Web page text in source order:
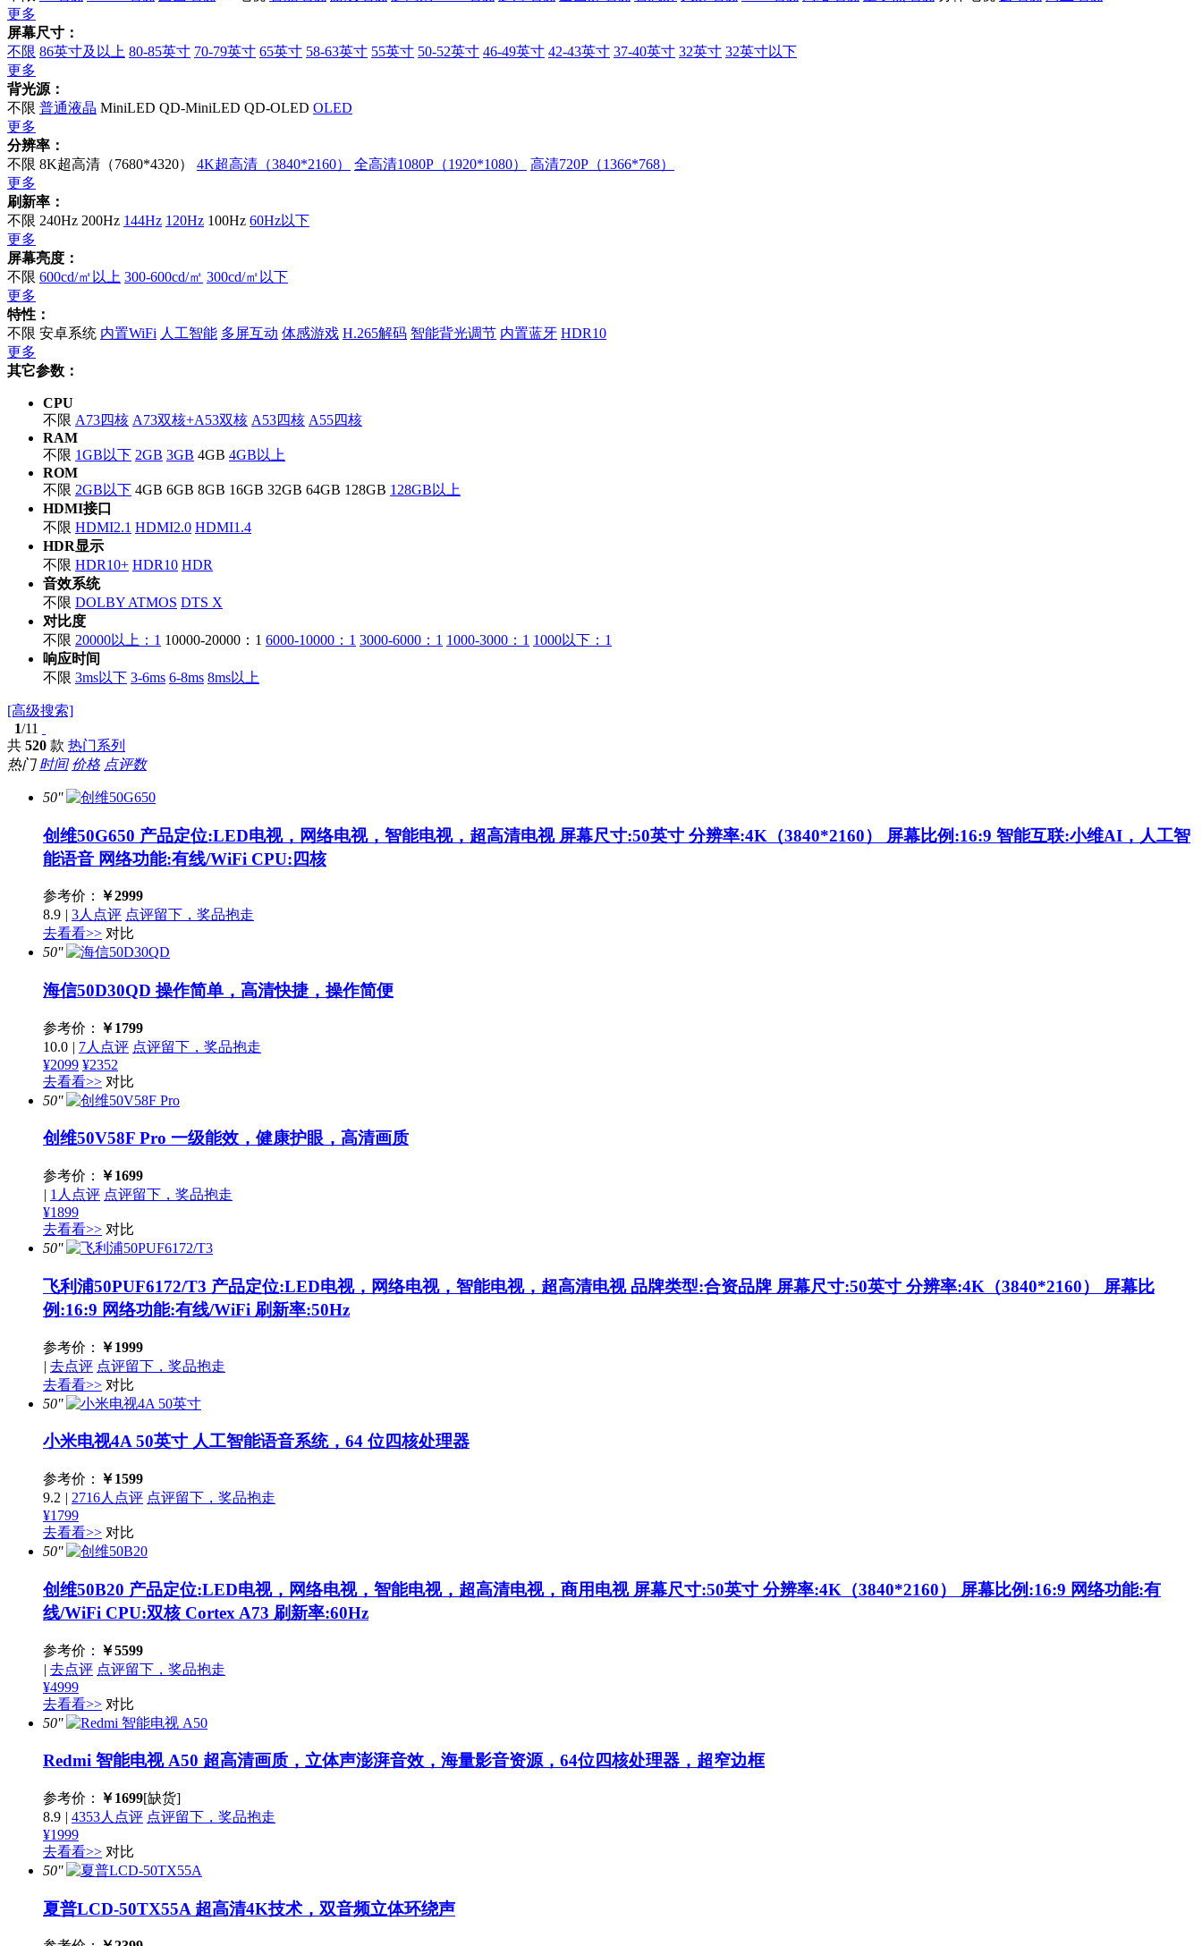
更多
屏幕尺寸：
不限 86英寸及以上 80-85英寸 70-79英寸 65英寸 58-63英寸 55英寸 50-52英寸 46-49英寸 42-43英寸 37-40英寸 32英寸 32英寸以下
更多
背光源：
不限 普通液晶 MiniLED QD-MiniLED QD-OLED OLED
更多
分辨率：
不限 8K超高清（7680*4320） 4K超高清（3840*2160） 全高清1080P（1920*1080）
高清720P（1366*768）
更多
刷新率：
不限 240Hz 200Hz 144Hz 120Hz 100Hz 60Hz以下
更多
屏幕亮度：
不限 600cd/㎡以上 300-600cd/㎡ 300cd/㎡以下
更多
特性：
不限 安卓系统 内置WiFi 人工智能 多屏互动 体感游戏 H.265解码 智能背光调节 内置蓝牙 HDR10
更多
其它参数：
CPU
不限 A73四核 A73双核+A53双核 A53四核 A55四核
RAM
不限 1GB以下 2GB 3GB 4GB 4GB以上
ROM
不限 2GB以下 4GB 6GB 8GB 16GB 32GB 64GB 128GB 128GB以上
HDMI接口
不限 HDMI2.1 HDMI2.0 HDMI1.4
HDR显示
不限 HDR10+ HDR10 HDR
音效系统
不限 DOLBY ATMOS DTS X
对比度
不限 20000以上：1 10000-20000：1 6000-10000：1 3000-6000：1 1000-3000：1 1000以下：1
响应时间
不限 3ms以下 3-6ms 6-8ms 8ms以上
[高级搜索]
1/11
共 520 款 热门系列
热门 时间 价格 点评数
50''
创维50G650 产品定位:LED电视，网络电视，智能电视，超高清电视 屏幕尺寸:50英寸 分辨率:4K（3840*2160） 屏幕比例:16:9 智能互联:小维AI，人工智
能语音 网络功能:有线/WiFi CPU:四核
参考价： ￥2999
8.9 | 3人点评 点评留下，奖品抱走
去看看>> 对比
50''
海信50D30QD 操作简单，高清快捷，操作简便
参考价： ￥1799
10.0 | 7人点评 点评留下，奖品抱走
¥2099 ¥2352
去看看>> 对比
50''
创维50V58F Pro 一级能效，健康护眼，高清画质
参考价： ￥1699
| 1人点评 点评留下，奖品抱走
¥1899
去看看>> 对比
50''
飞利浦50PUF6172/T3 产品定位:LED电视，网络电视，智能电视，超高清电视 品牌类型:合资品牌 屏幕尺寸:50英寸 分辨率:4K（3840*2160） 屏幕比
例:16:9 网络功能:有线/WiFi 刷新率:50Hz
参考价： ￥1999
| 去点评 点评留下，奖品抱走
去看看>> 对比
50''
小米电视4A 50英寸 人工智能语音系统，64 位四核处理器
参考价： ￥1599
9.2 | 2716人点评 点评留下，奖品抱走
¥1799
去看看>> 对比
50''
创维50B20 产品定位:LED电视，网络电视，智能电视，超高清电视，商用电视 屏幕尺寸:50英寸 分辨率:4K（3840*2160） 屏幕比例:16:9 网络功能:有
线/WiFi CPU:双核 Cortex A73 刷新率:60Hz
参考价： ￥5599
| 去点评 点评留下，奖品抱走
¥4999
去看看>> 对比
50''
Redmi 智能电视 A50 超高清画质，立体声澎湃音效，海量影音资源，64位四核处理器，超窄边框
参考价： ￥1699[缺货]
8.9 | 4353人点评 点评留下，奖品抱走
¥1999
去看看>> 对比
50''
夏普LCD-50TX55A 超高清4K技术，双音频立体环绕声